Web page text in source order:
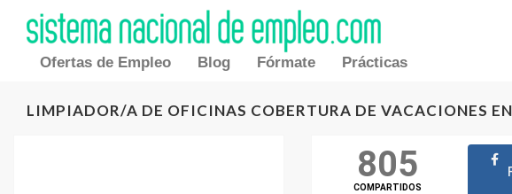
Ofertas de Empleo Blog Fórmate Prácticas
LIMPIADOR/A DE OFICINAS COBERTURA DE VACACIONES
805
COMPARTIDOS